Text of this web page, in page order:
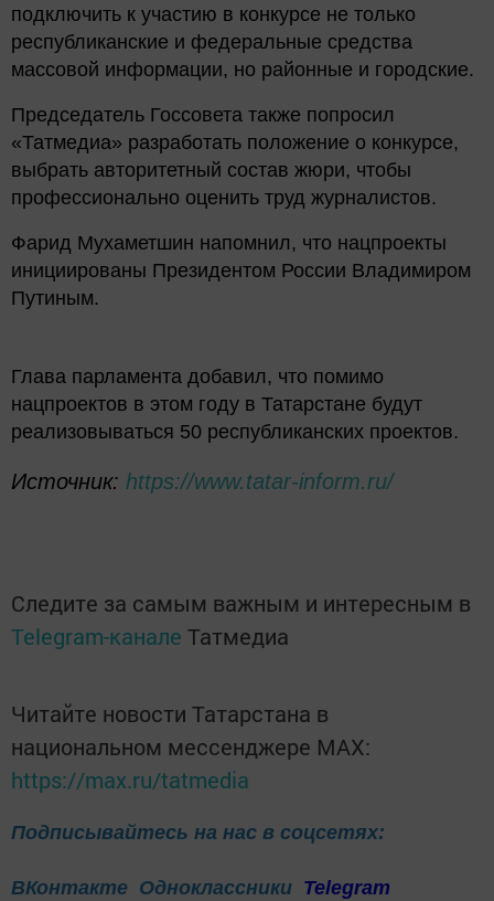
подключить к участию в конкурсе не только
республиканские и федеральные средства
массовой информации, но районные и городские.
Председатель Госсовета также попросил
«Татмедиа» разработать положение о конкурсе,
выбрать авторитетный состав жюри, чтобы
профессионально оценить труд журналистов.
Фарид Мухаметшин напомнил, что нацпроекты
инициированы Президентом России Владимиром
Путиным.
Глава парламента добавил, что помимо
нацпроектов в этом году в Татарстане будут
реализовываться 50 республиканских проектов.
Источник: https://www.tatar-inform.ru/
Следите за самым важным и интересным в
Telegram-канале Татмедиа
Читайте новости Татарстана в
национальном мессенджере MАХ:
https://max.ru/tatmedia
Подписывайтесь на нас в соцсетях:
ВКонтакте Одноклассники Telegram